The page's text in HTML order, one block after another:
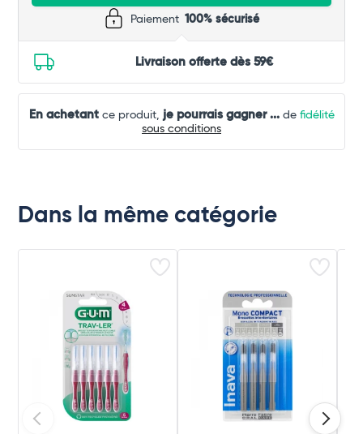
Paiement 100% sécurisé
Livraison offerte dès 59€
En achetantce produit, je pourrais gagner ...de fidélité
sous conditions
Dans la même catégorie